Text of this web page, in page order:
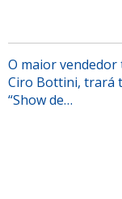
O maior vendedor
Ciro Bottini, trará
“Show de…